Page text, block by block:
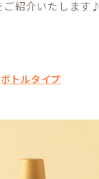
ご紹介いたします♪
トルタイプ